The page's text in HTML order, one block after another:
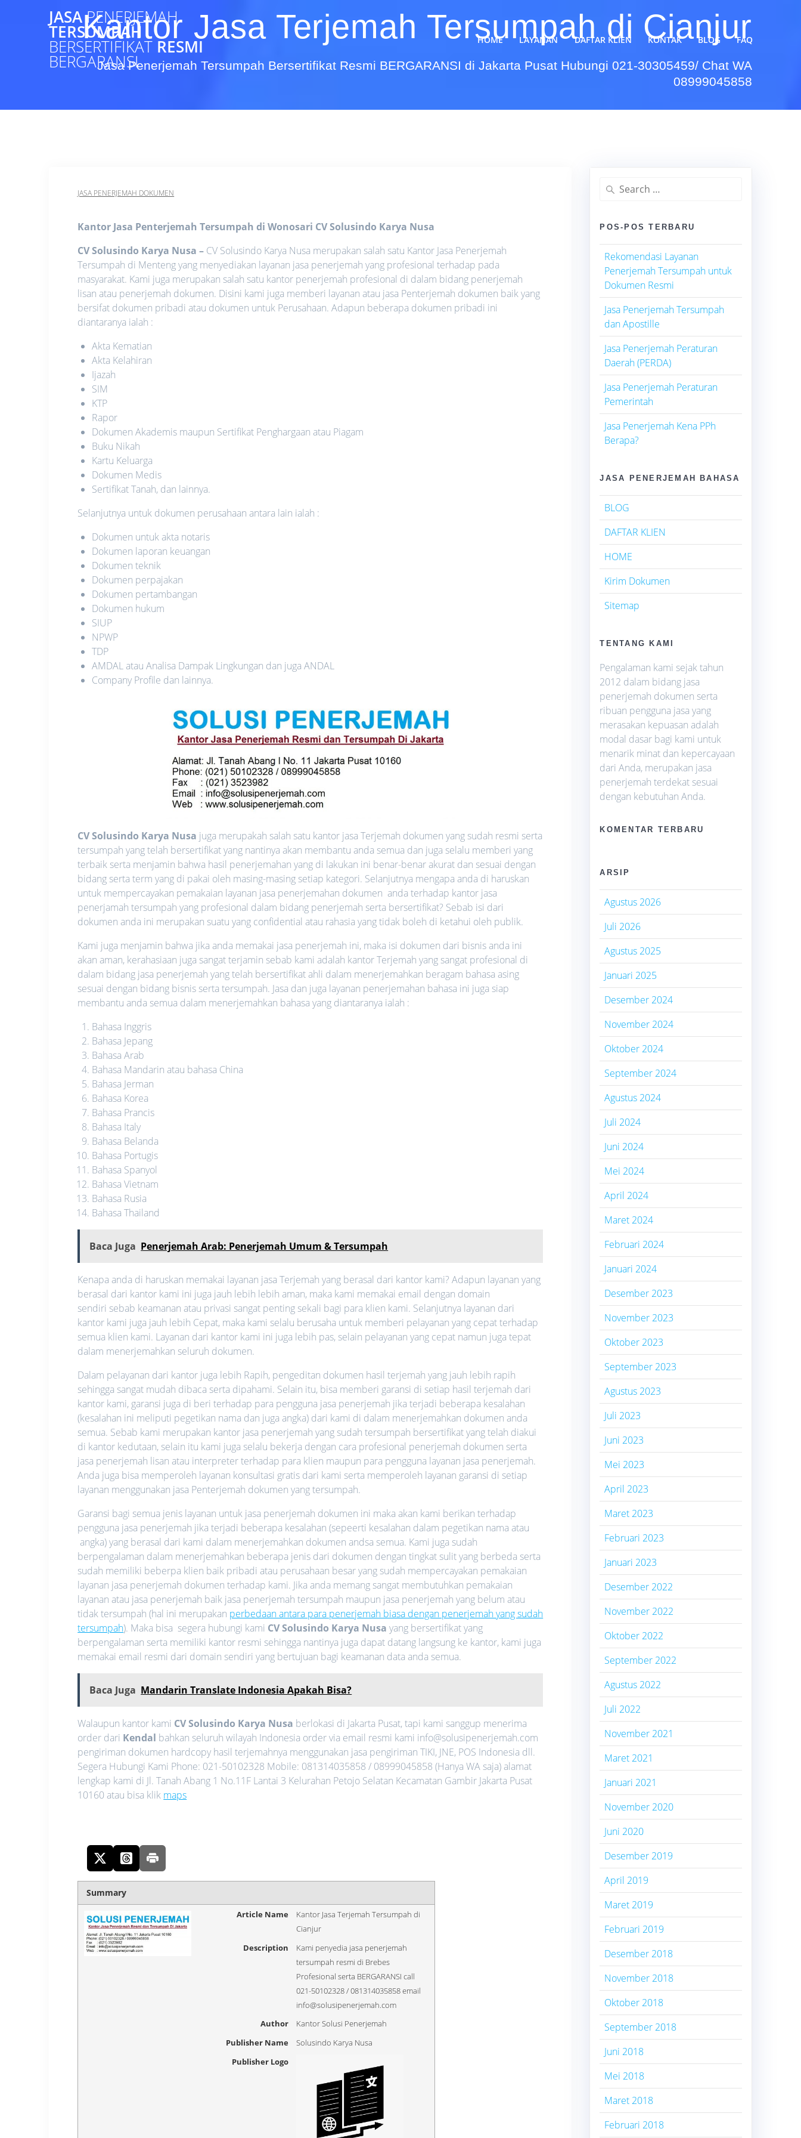
JASAPENERJEMAH
TERSUMPAH
BERSERTIFIKAT RESMI
BERGARANSI
HOME LAYANAN DAFTAR KLIEN KONTAK BLOG FAQ
Kantor Jasa Terjemah Tersumpah di Cianjur
Jasa Penerjemah Tersumpah Bersertifikat Resmi BERGARANSI di Jakarta Pusat Hubungi 021-30305459/ Chat WA
08999045858
JASA PENERJEMAH DOKUMEN
Kantor Jasa Penterjemah Tersumpah di Wonosari CV Solusindo Karya Nusa
CV Solusindo Karya Nusa – CV Solusindo Karya Nusa merupakan salah satu Kantor Jasa Penerjemah
Tersumpah di Menteng yang menyediakan layanan jasa penerjemah yang profesional terhadap pada
masyarakat. Kami juga merupakan salah satu kantor penerjemah profesional di dalam bidang penerjemah
lisan atau penerjemah dokumen. Disini kami juga memberi layanan atau jasa Penterjemah dokumen baik yang
bersifat dokumen pribadi atau dokumen untuk Perusahaan. Adapun beberapa dokumen pribadi ini
diantaranya ialah :
Akta Kematian
Akta Kelahiran
Ijazah
SIM
KTP
Rapor
Dokumen Akademis maupun Sertifikat Penghargaan atau Piagam
Buku Nikah
Kartu Keluarga
Dokumen Medis
Sertifikat Tanah, dan lainnya.
Selanjutnya untuk dokumen perusahaan antara lain ialah :
Dokumen untuk akta notaris
Dokumen laporan keuangan
Dokumen teknik
Dokumen perpajakan
Dokumen pertambangan
Dokumen hukum
SIUP
NPWP
TDP
AMDAL atau Analisa Dampak Lingkungan dan juga ANDAL
Company Profile dan lainnya.
CV Solusindo Karya Nusa juga merupakah salah satu kantor jasa Terjemah dokumen yang sudah resmi serta
tersumpah yang telah bersertifikat yang nantinya akan membantu anda semua dan juga selalu memberi yang
terbaik serta menjamin bahwa hasil penerjemahan yang di lakukan ini benar-benar akurat dan sesuai dengan
bidang serta term yang di pakai oleh masing-masing setiap kategori. Selanjutnya mengapa anda di haruskan
untuk mempercayakan pemakaian layanan jasa penerjemahan dokumen anda terhadap kantor jasa
penerjamah tersumpah yang profesional dalam bidang penerjemah serta bersertifikat? Sebab isi dari
dokumen anda ini merupakan suatu yang confidential atau rahasia yang tidak boleh di ketahui oleh publik.
Kami juga menjamin bahwa jika anda memakai jasa penerjemah ini, maka isi dokumen dari bisnis anda ini
akan aman, kerahasiaan juga sangat terjamin sebab kami adalah kantor Terjemah yang sangat profesional di
dalam bidang jasa penerjemah yang telah bersertifikat ahli dalam menerjemahkan beragam bahasa asing
sesuai dengan bidang bisnis serta tersumpah. Jasa dan juga layanan penerjemahan bahasa ini juga siap
membantu anda semua dalam menerjemahkan bahasa yang diantaranya ialah :
Bahasa Inggris
Bahasa Jepang
Bahasa Arab
Bahasa Mandarin atau bahasa China
Bahasa Jerman
Bahasa Korea
Bahasa Prancis
Bahasa Italy
Bahasa Belanda
Bahasa Portugis
Bahasa Spanyol
Bahasa Vietnam
Bahasa Rusia
Bahasa Thailand
Baca Juga Penerjemah Arab: Penerjemah Umum & Tersumpah
Kenapa anda di haruskan memakai layanan jasa Terjemah yang berasal dari kantor kami? Adapun layanan yang
berasal dari kantor kami ini juga jauh lebih lebih aman, maka kami memakai email dengan domain
sendiri sebab keamanan atau privasi sangat penting sekali bagi para klien kami. Selanjutnya layanan dari
kantor kami juga jauh lebih Cepat, maka kami selalu berusaha untuk memberi pelayanan yang cepat terhadap
semua klien kami. Layanan dari kantor kami ini juga lebih pas, selain pelayanan yang cepat namun juga tepat
dalam menerjemahkan seluruh dokumen.
Dalam pelayanan dari kantor juga lebih Rapih, pengeditan dokumen hasil terjemah yang jauh lebih rapih
sehingga sangat mudah dibaca serta dipahami. Selain itu, bisa memberi garansi di setiap hasil terjemah dari
kantor kami, garansi juga di beri terhadap para pengguna jasa penerjemah jika terjadi beberapa kesalahan
(kesalahan ini meliputi pegetikan nama dan juga angka) dari kami di dalam menerjemahkan dokumen anda
semua. Sebab kami merupakan kantor jasa penerjemah yang sudah tersumpah bersertifikat yang telah diakui
di kantor kedutaan, selain itu kami juga selalu bekerja dengan cara profesional penerjemah dokumen serta
jasa penerjemah lisan atau interpreter terhadap para klien maupun para pengguna layanan jasa penerjemah.
Anda juga bisa memperoleh layanan konsultasi gratis dari kami serta memperoleh layanan garansi di setiap
layanan menggunakan jasa Penterjemah dokumen yang tersumpah.
Garansi bagi semua jenis layanan untuk jasa penerjemah dokumen ini maka akan kami berikan terhadap
pengguna jasa penerjemah jika terjadi beberapa kesalahan (sepeerti kesalahan dalam pegetikan nama atau
angka) yang berasal dari kami dalam menerjemahkan dokumen andsa semua. Kami juga sudah
berpengalaman dalam menerjemahkan beberapa jenis dari dokumen dengan tingkat sulit yang berbeda serta
sudah memiliki beberpa klien baik pribadi atau perusahaan besar yang sudah mempercayakan pemakaian
layanan jasa penerjemah dokumen terhadap kami. Jika anda memang sangat membutuhkan pemakaian
layanan atau jasa penerjemah baik jasa penerjemah tersumpah maupun jasa penerjemah yang belum atau
tidak tersumpah (hal ini merupakan perbedaan antara para penerjemah biasa dengan penerjemah yang sudah
tersumpah). Maka bisa segera hubungi kami CV Solusindo Karya Nusa yang bersertifikat yang
berpengalaman serta memiliki kantor resmi sehingga nantinya juga dapat datang langsung ke kantor, kami juga
memakai email resmi dari domain sendiri yang bertujuan bagi keamanan data anda semua.
Baca Juga Mandarin Translate Indonesia Apakah Bisa?
Walaupun kantor kami CV Solusindo Karya Nusa berlokasi di Jakarta Pusat, tapi kami sanggup menerima
order dari Kendal bahkan seluruh wilayah Indonesia order via email resmi kami info@solusipenerjemah.com
pengiriman dokumen hardcopy hasil terjemahnya menggunakan jasa pengiriman TIKI, JNE, POS Indonesia dll.
Segera Hubungi Kami Phone: 021-50102328 Mobile: 081314035858 / 08999045858 (Hanya WA saja) alamat
lengkap kami di Jl. Tanah Abang 1 No.11F Lantai 3 Kelurahan Petojo Selatan Kecamatan Gambir Jakarta Pusat
10160 atau bisa klik maps
Summary
Article Name
Kantor Jasa Terjemah Tersumpah di
Cianjur
Description
Kami penyedia jasa penerjemah
tersumpah resmi di Brebes
Profesional serta BERGARANSI call
021-50102328 / 081314035858 email
info@solusipenerjemah.com
Author
Kantor Solusi Penerjemah
Publisher Name
Solusindo Karya Nusa
Publisher Logo
Search
for:
POS-POS TERBARU
Rekomendasi Layanan
Penerjemah Tersumpah untuk
Dokumen Resmi
Jasa Penerjemah Tersumpah
dan Apostille
Jasa Penerjemah Peraturan
Daerah (PERDA)
Jasa Penerjemah Peraturan
Pemerintah
Jasa Penerjemah Kena PPh
Berapa?
JASA PENERJEMAH BAHASA
BLOG
DAFTAR KLIEN
HOME
Kirim Dokumen
Sitemap
TENTANG KAMI
Pengalaman kami sejak tahun
2012 dalam bidang jasa
penerjemah dokumen serta
ribuan pengguna jasa yang
merasakan kepuasan adalah
modal dasar bagi kami untuk
menarik minat dan kepercayaan
dari Anda, merupakan jasa
penerjemah terdekat sesuai
dengan kebutuhan Anda.
KOMENTAR TERBARU
ARSIP
Agustus 2026
Juli 2026
Agustus 2025
Januari 2025
Desember 2024
November 2024
Oktober 2024
September 2024
Agustus 2024
Juli 2024
Juni 2024
Mei 2024
April 2024
Maret 2024
Februari 2024
Januari 2024
Desember 2023
November 2023
Oktober 2023
September 2023
Agustus 2023
Juli 2023
Juni 2023
Mei 2023
April 2023
Maret 2023
Februari 2023
Januari 2023
Desember 2022
November 2022
Oktober 2022
September 2022
Agustus 2022
Juli 2022
November 2021
Maret 2021
Januari 2021
November 2020
Juni 2020
Desember 2019
April 2019
Maret 2019
Februari 2019
Desember 2018
November 2018
Oktober 2018
September 2018
Juni 2018
Mei 2018
Maret 2018
Februari 2018